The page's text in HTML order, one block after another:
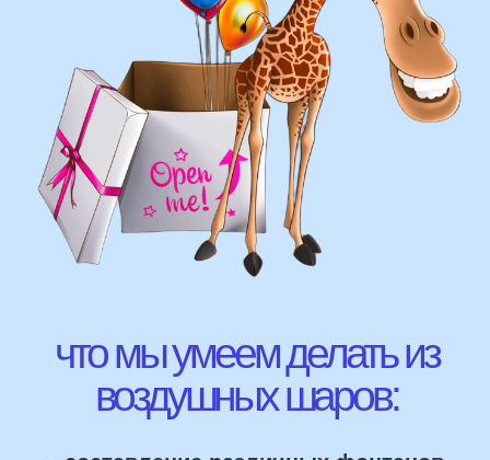
Присылайте картинку, и мы с
удовольствием соберем
похожую композицию!
ВЫСЛАТЬ ФОТО
у вас есть фото шаров, и
вы хотите так же?
НАШИ ГЛАВНЫЕ
ПРЕИМУЩЕСТВА